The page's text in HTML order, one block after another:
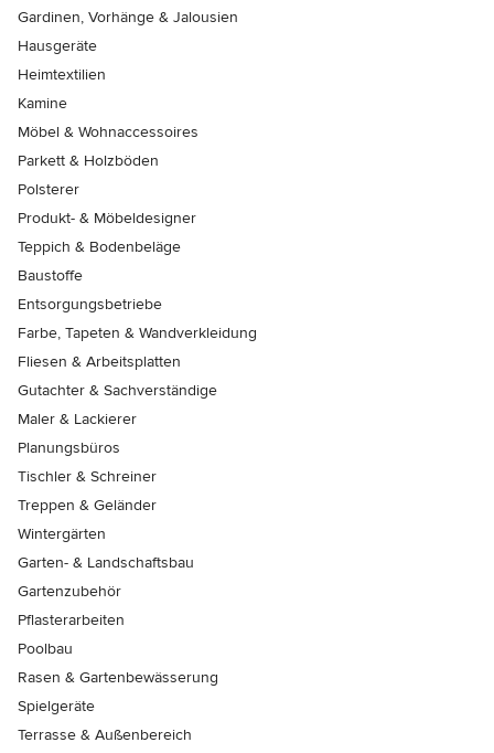
Gardinen, Vorhänge & Jalousien
Hausgeräte
Heimtextilien
Kamine
Möbel & Wohnaccessoires
Parkett & Holzböden
Polsterer
Produkt- & Möbeldesigner
Teppich & Bodenbeläge
Baustoffe
Entsorgungsbetriebe
Farbe, Tapeten & Wandverkleidung
Fliesen & Arbeitsplatten
Gutachter & Sachverständige
Maler & Lackierer
Planungsbüros
Tischler & Schreiner
Treppen & Geländer
Wintergärten
Garten- & Landschaftsbau
Gartenzubehör
Pflasterarbeiten
Poolbau
Rasen & Gartenbewässerung
Spielgeräte
Terrasse & Außenbereich